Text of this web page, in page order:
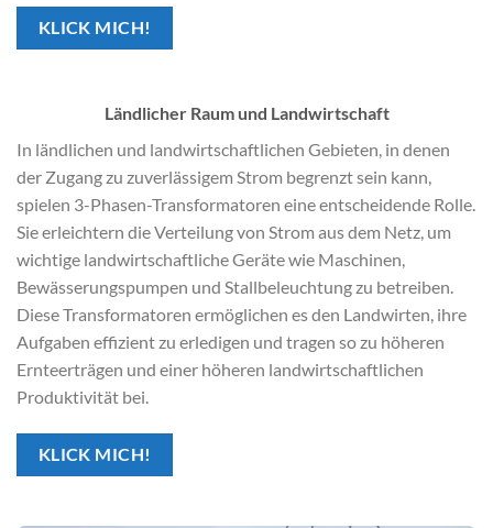
KLICK MICH!
Ländlicher Raum und Landwirtschaft
In ländlichen und landwirtschaftlichen Gebieten, in denen
der Zugang zu zuverlässigem Strom begrenzt sein kann,
spielen 3-Phasen-Transformatoren eine entscheidende Rolle.
Sie erleichtern die Verteilung von Strom aus dem Netz, um
wichtige landwirtschaftliche Geräte wie Maschinen,
Bewässerungspumpen und Stallbeleuchtung zu betreiben.
Diese Transformatoren ermöglichen es den Landwirten, ihre
Aufgaben effizient zu erledigen und tragen so zu höheren
Ernteerträgen und einer höheren landwirtschaftlichen
Produktivität bei.
KLICK MICH!